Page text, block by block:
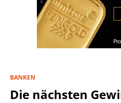
BANKEN
Die nächsten